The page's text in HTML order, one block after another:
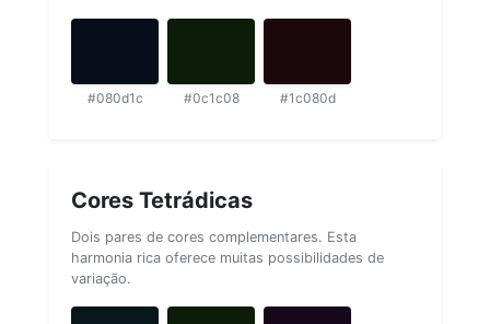
#080d1c #0c1c08 #1c080d
Cores Tetrádicas
Dois pares de cores complementares. Esta
harmonia rica oferece muitas possibilidades de
variação.